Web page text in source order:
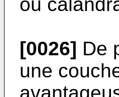
[0026] De
une